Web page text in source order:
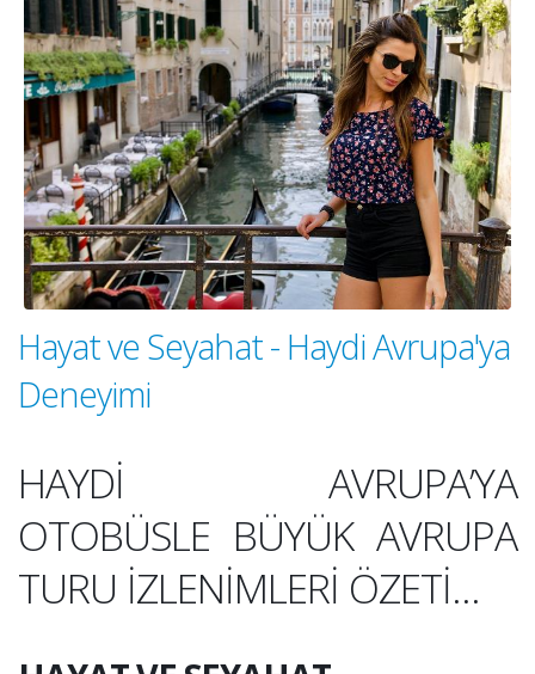
Hayat ve Seyahat - Haydi Avrupa'ya
Deneyimi
HAYDİ AVRUPA’YA
OTOBÜSLE BÜYÜK AVRUPA
TURU İZLENİMLERİ ÖZETİ…